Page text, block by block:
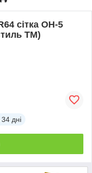
сітка OH-5
ТМ)
34 дні